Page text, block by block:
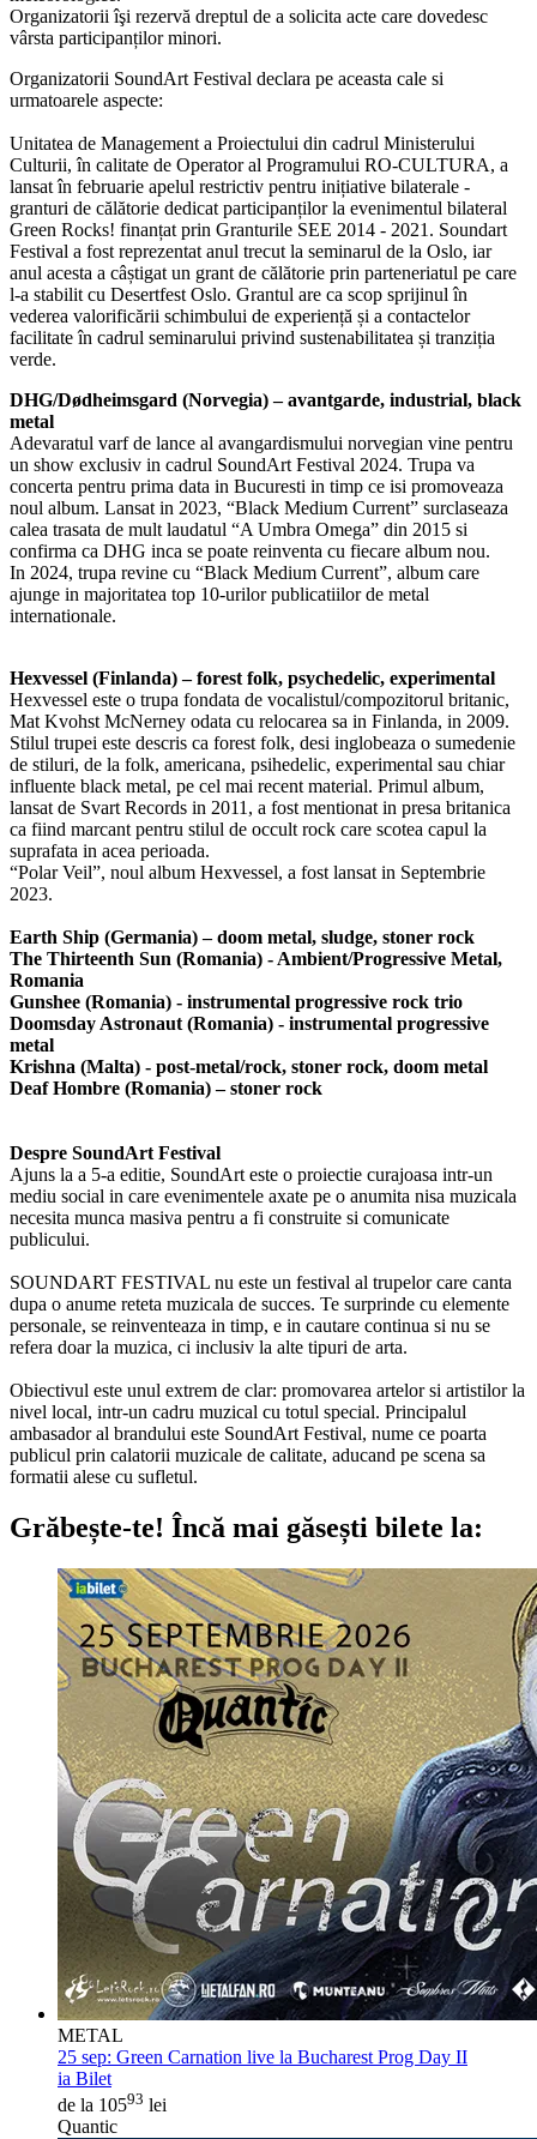
Organizatorii îşi rezervă dreptul de a solicita acte care dovedesc
vârsta participanților minori.
Organizatorii SoundArt Festival declara pe aceasta cale si
urmatoarele aspecte:
Unitatea de Management a Proiectului din cadrul Ministerului
Culturii, în calitate de Operator al Programului RO-CULTURA, a
lansat în februarie apelul restrictiv pentru inițiative bilaterale -
granturi de călătorie dedicat participanților la evenimentul bilateral
Green Rocks! finanțat prin Granturile SEE 2014 - 2021. Soundart
Festival a fost reprezentat anul trecut la seminarul de la Oslo, iar
anul acesta a câștigat un grant de călătorie prin parteneriatul pe care
l-a stabilit cu Desertfest Oslo. Grantul are ca scop sprijinul în
vederea valorificării schimbului de experiență și a contactelor
facilitate în cadrul seminarului privind sustenabilitatea și tranziția
verde.
DHG/Dødheimsgard (Norvegia) – avantgarde, industrial, black
metal
Adevaratul varf de lance al avangardismului norvegian vine pentru
un show exclusiv in cadrul SoundArt Festival 2024. Trupa va
concerta pentru prima data in Bucuresti in timp ce isi promoveaza
noul album. Lansat in 2023, “Black Medium Current” surclaseaza
calea trasata de mult laudatul “A Umbra Omega” din 2015 si
confirma ca DHG inca se poate reinventa cu fiecare album nou.
In 2024, trupa revine cu “Black Medium Current”, album care
ajunge in majoritatea top 10-urilor publicatiilor de metal
internationale.
Hexvessel (Finlanda) – forest folk, psychedelic, experimental
Hexvessel este o trupa fondata de vocalistul/compozitorul britanic,
Mat Kvohst McNerney odata cu relocarea sa in Finlanda, in 2009.
Stilul trupei este descris ca forest folk, desi inglobeaza o sumedenie
de stiluri, de la folk, americana, psihedelic, experimental sau chiar
influente black metal, pe cel mai recent material. Primul album,
lansat de Svart Records in 2011, a fost mentionat in presa britanica
ca fiind marcant pentru stilul de occult rock care scotea capul la
suprafata in acea perioada.
“Polar Veil”, noul album Hexvessel, a fost lansat in Septembrie
2023.
Earth Ship (Germania) – doom metal, sludge, stoner rock
The Thirteenth Sun (Romania) - Ambient/Progressive Metal,
Romania
Gunshee (Romania) - instrumental progressive rock trio
Doomsday Astronaut (Romania) - instrumental progressive
metal
Krishna (Malta) - post-metal/rock, stoner rock, doom metal
Deaf Hombre (Romania) – stoner rock
Despre SoundArt Festival
Ajuns la a 5-a editie, SoundArt este o proiectie curajoasa intr-un
mediu social in care evenimentele axate pe o anumita nisa muzicala
necesita munca masiva pentru a fi construite si comunicate
publicului.
SOUNDART FESTIVAL nu este un festival al trupelor care canta
dupa o anume reteta muzicala de succes. Te surprinde cu elemente
personale, se reinventeaza in timp, e in cautare continua si nu se
refera doar la muzica, ci inclusiv la alte tipuri de arta.
Obiectivul este unul extrem de clar: promovarea artelor si artistilor la
nivel local, intr-un cadru muzical cu totul special. Principalul
ambasador al brandului este SoundArt Festival, nume ce poarta
publicul prin calatorii muzicale de calitate, aducand pe scena sa
formatii alese cu sufletul.
Grăbește-te! Încă mai găsești bilete la:
METAL
25 sep: Green Carnation live la Bucharest Prog Day II
ia Bilet
de la 10593 lei
Quantic